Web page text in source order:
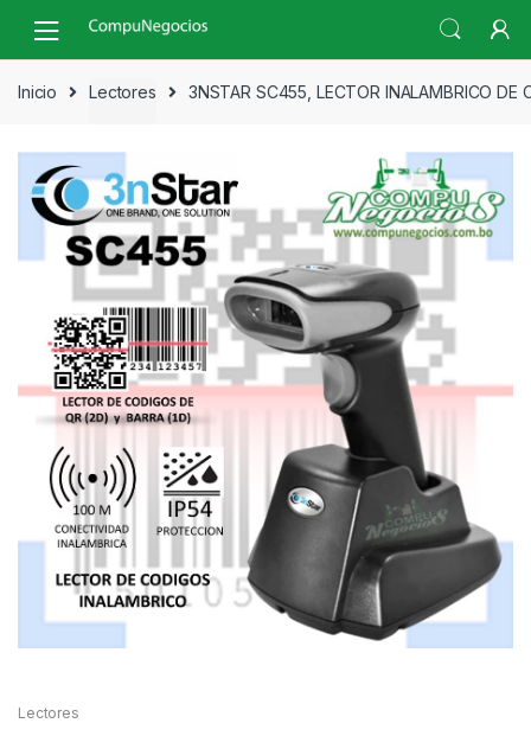
navigation
content
Inicio
Lectores 3NSTAR SC455, LECTOR INALAMBRICO DE
Lectores